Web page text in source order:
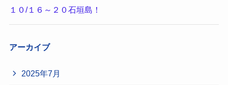
１０/１６～２０石垣島！
アーカイブ
2025年7月